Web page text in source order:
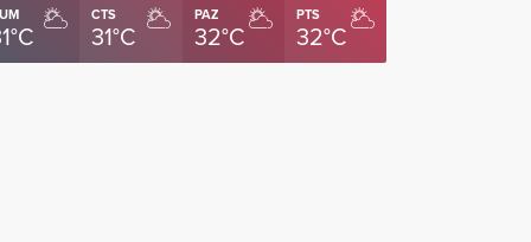
CTS
31°C
PAZ
32°C
PTS
32°C